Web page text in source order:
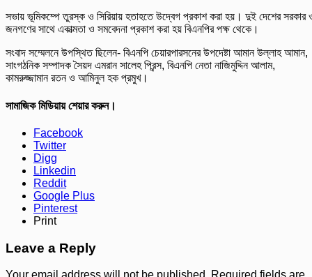
সভায় ভূমিকম্পে তুরস্ক ও সিরিয়ায় হতাহতে উদ্বেগ প্রকাশ করা হয়। দুই দেশের সরকার
জনগণের সাথে একাত্মতা ও সমবেদনা প্রকাশ করা হয় বিএনপির পক্ষ থেকে।
সংবাদ সম্মেলনে উপস্থিত ছিলেন- বিএনপি চেয়ারপারসনের উপদেষ্টা আমান উল্লাহ আমান,
সাংগঠনিক সম্পাদক সৈয়দ এমরান সালেহ প্রিন্স, বিএনপি নেতা নাজিমুদ্দিন আলাম,
কামরুজ্জামান রতন ও আমিনুল হক প্রমুখ।
সামাজিক মিডিয়ায় শেয়ার করুন।
Facebook
Twitter
Digg
Linkedin
Reddit
Google Plus
Pinterest
Print
Leave a Reply